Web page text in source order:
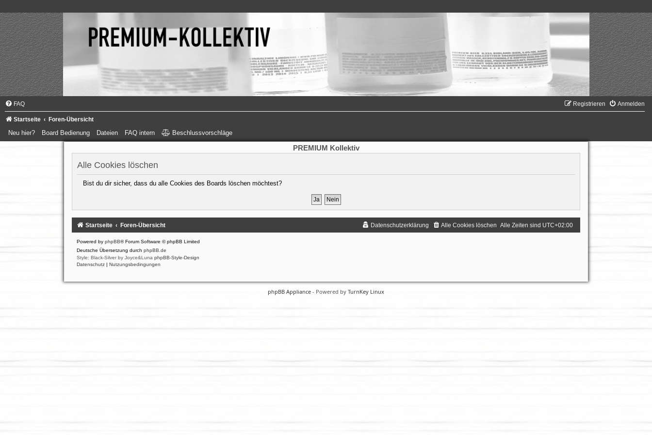
FAQ Anmelden
Registrieren
Startseite Foren-Übersicht
Neu hier? Board Bedienung Dateien FAQ intern Beschlussvorschläge
PREMIUM Kollektiv
Alle Cookies löschen
Bist du dir sicher, dass du alle Cookies des Boards löschen möchtest?
Startseite Foren-Übersicht Alle Zeiten sind UTC+02:00
Alle Cookies löschen
Datenschutzerklärung
Powered by phpBB® Forum Software © phpBB Limited
Deutsche Übersetzung durch phpBB.de
Style: Black-Silver by Joyce&Luna phpBB-Style-Design
Datenschutz | Nutzungsbedingungen
phpBB Appliance - Powered by TurnKey Linux